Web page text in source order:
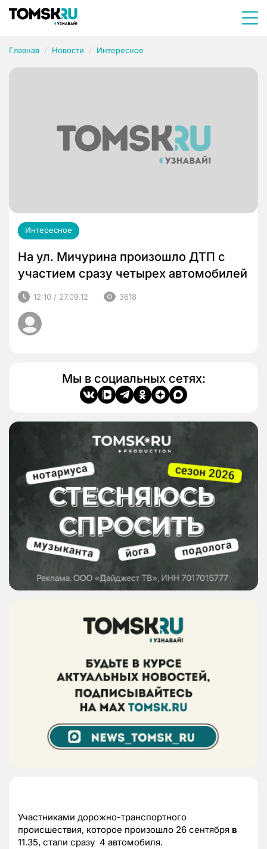
Главная Новости Интересное
Интересное
На ул. Мичурина произошло ДТП с
участием сразу четырех автомобилей
12:10 / 27.09.12 3618
Мы в социальных сетях:
Участниками дорожно-транспортного
происшествия, которое произошло 26 сентября в
11.35, стали сразу 4 автомобиля.